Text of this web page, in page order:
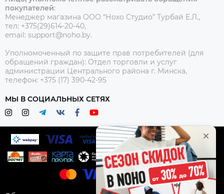
покупателей:
Менеджер магазина ООО “Нохо Студио” Турбай Е.Л.,
тел: +375(29)614-20-40,
email: support@noho.by.
Уполномоченный по защите прав потребителей (для
обращений граждан): Отдел торговли и услуг
администрации Центрального района г. Минска,
телефон: +375 (17) 390-42-95
МЫ В СОЦИАЛЬНЫХ СЕТЯХ